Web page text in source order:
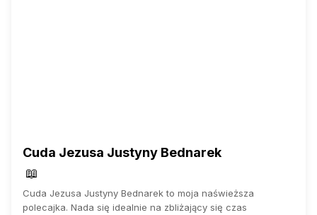
Cuda Jezusa Justyny Bednarek
📖
Cuda Jezusa Justyny Bednarek to moja naświeższa
polecajka. Nada się idealnie na zbliżający się czas